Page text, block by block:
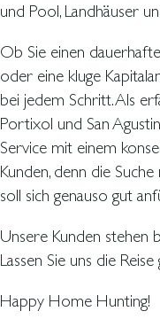
und Pool, Landhäuser
Ob Sie einen
oder eine kluge
bei jedem Schritt. Als
Portixol und San
Service mit einem
Kunden, denn die
soll sich genauso gut
Unsere Kunden stehen
Lassen Sie uns die
Happy Home Hunting!